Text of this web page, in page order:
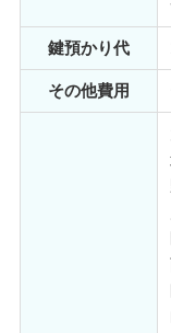
鍵預かり代
その他費用